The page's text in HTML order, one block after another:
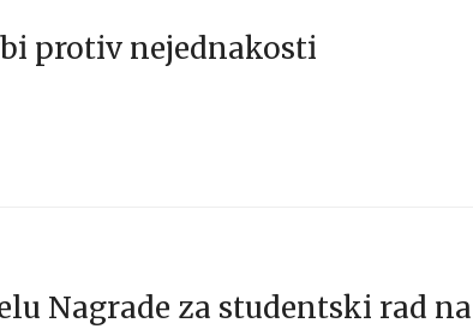
protiv nejednakosti
Nagrade za studentski rad na